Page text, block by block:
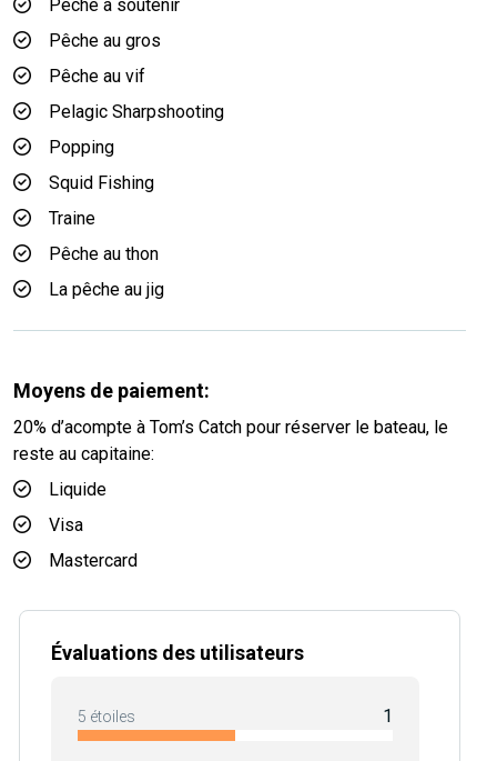
Pêche à soutenir
Pêche au gros
Pêche au vif
Pelagic Sharpshooting
Popping
Squid Fishing
Traine
Pêche au thon
La pêche au jig
Moyens de paiement:
20% d’acompte à Tom’s Catch pour réserver le bateau, le
reste au capitaine:
Liquide
Visa
Mastercard
Évaluations des utilisateurs
5 étoiles 1